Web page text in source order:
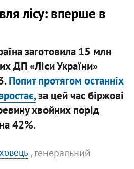
лісу: вперше в
заготовила 15 млн
ДП «Ліси України»
Попит протягом останніх
за цей час біржові
хвойних порід
42%.
, генеральний